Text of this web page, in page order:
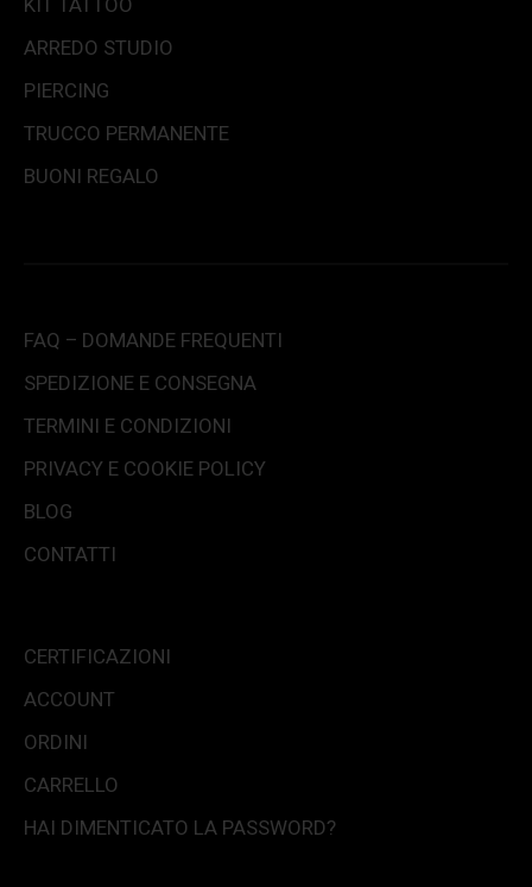
KIT TATTOO
ARREDO STUDIO
PIERCING
TRUCCO PERMANENTE
BUONI REGALO
FAQ – DOMANDE FREQUENTI
SPEDIZIONE E CONSEGNA
TERMINI E CONDIZIONI
PRIVACY E COOKIE POLICY
BLOG
CONTATTI
CERTIFICAZIONI
ACCOUNT
ORDINI
CARRELLO
HAI DIMENTICATO LA PASSWORD?